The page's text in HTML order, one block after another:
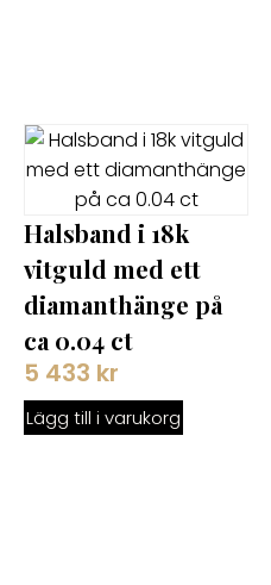
Halsband i 18k
vitguld med ett
diamanthänge på
ca 0.04 ct
5 433 kr
Lägg till i varukorg